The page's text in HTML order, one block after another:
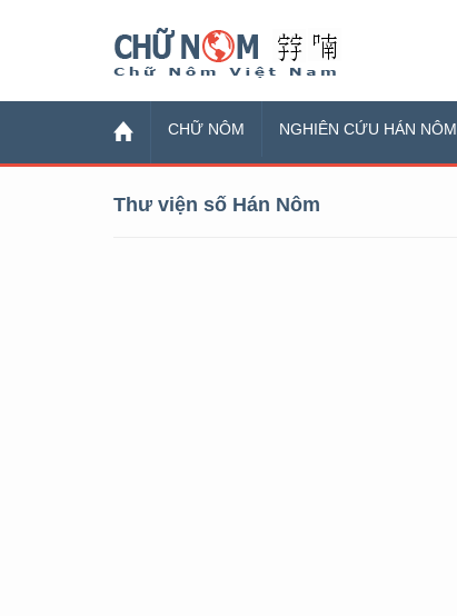
CHỮ NÔM NGHIÊN CỨU HÁN NÔM
Thư viện số Hán Nôm